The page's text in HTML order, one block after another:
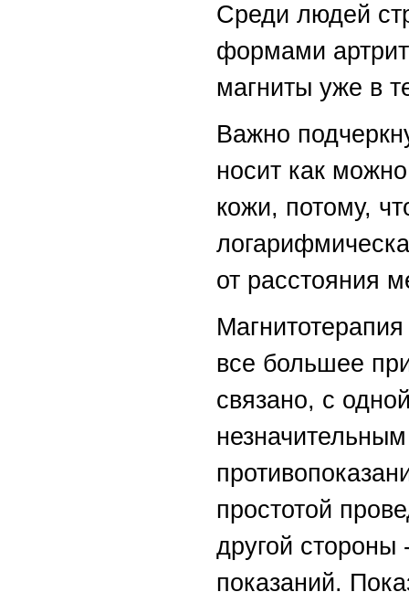
Среди людей
формами
магниты уже в
Важно
носит как
кожи, потому,
от расстояния
все большее
связано, с
простотой
другой
показаний.